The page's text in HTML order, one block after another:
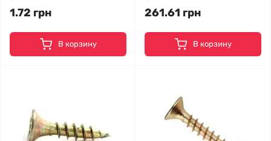
1.72 грн
В корзину
261.61 грн
В корзину